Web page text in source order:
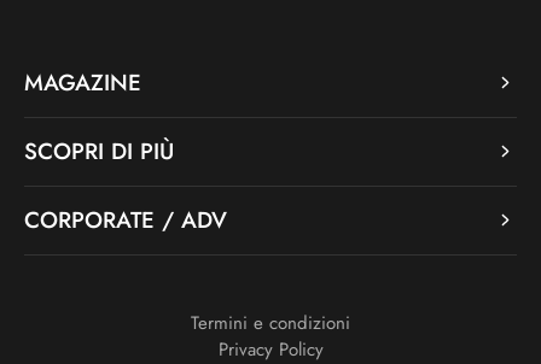
MAGAZINE
SCOPRI DI PIÙ
CORPORATE / ADV
Termini e condizioni
Privacy Policy